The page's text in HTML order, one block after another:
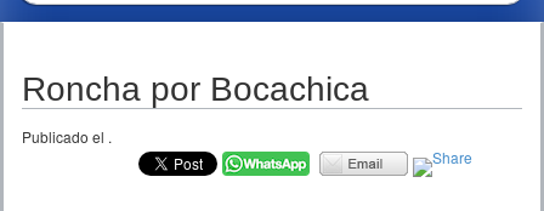
TEMPORADAS
Roncha por Bocachica
Publicado el .